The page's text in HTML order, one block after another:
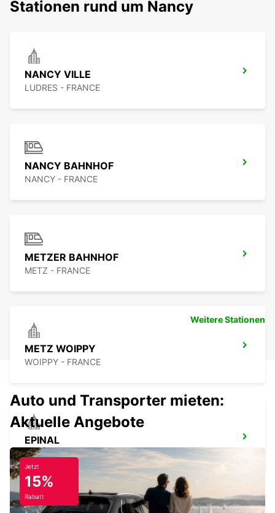
Stationen rund um Nancy
NANCY VILLE
LUDRES - FRANCE
NANCY BAHNHOF
NANCY - FRANCE
METZER BAHNHOF
METZ - FRANCE
METZ WOIPPY
WOIPPY - FRANCE
EPINAL
CHAVELOT - FRANCE
Weitere Stationen
Auto und Transporter mieten:
Aktuelle Angebote
Jetzt
15%
Rabatt